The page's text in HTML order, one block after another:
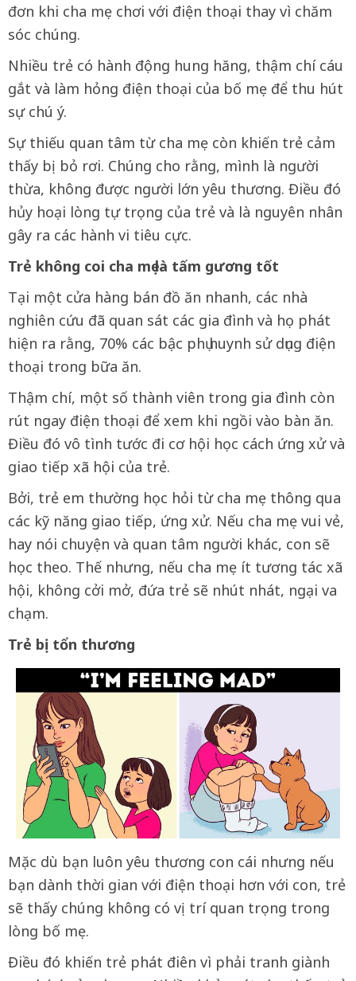
đơn khi cha mẹ chơi với điện thoại thay vì chăm
sóc chúng.
Nhiều trẻ có hành động hung hăng, thậm chí cáu
gắt và làm hỏng điện thoại của bố mẹ để thu hút
sự chú ý.
Sự thiếu quan tâm từ cha mẹ còn khiến trẻ cảm
thấy bị bỏ rơi. Chúng cho rằng, mình là người
thừa, không được người lớn yêu thương. Điều đó
hủy hoại lòng tự trọng của trẻ và là nguyên nhân
gây ra các hành vi tiêu cực.
Trẻ không coi cha mẹ là tấm gương tốt
Tại một cửa hàng bán đồ ăn nhanh, các nhà
nghiên cứu đã quan sát các gia đình và họ phát
hiện ra rằng, 70% các bậc phụ huynh sử dụng điện
thoại trong bữa ăn.
Thậm chí, một số thành viên trong gia đình còn
rút ngay điện thoại để xem khi ngồi vào bàn ăn.
Điều đó vô tình tước đi cơ hội học cách ứng xử và
giao tiếp xã hội của trẻ.
Bởi, trẻ em thường học hỏi từ cha mẹ thông qua
các kỹ năng giao tiếp, ứng xử. Nếu cha mẹ vui vẻ,
hay nói chuyện và quan tâm người khác, con sẽ
học theo. Thế nhưng, nếu cha mẹ ít tương tác xã
hội, không cởi mở, đứa trẻ sẽ nhút nhát, ngại va
chạm.
Trẻ bị tổn thương
Mặc dù bạn luôn yêu thương con cái nhưng nếu
bạn dành thời gian với điện thoại hơn với con, trẻ
sẽ thấy chúng không có vị trí quan trọng trong
lòng bố mẹ.
Điều đó khiến trẻ phát điên vì phải tranh giành